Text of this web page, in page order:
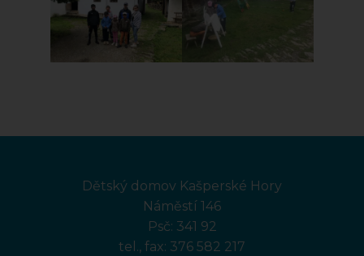
Dětský domov Kašperské Hory
Náměstí 146
Psč: 341 92
tel., fax: 376 582 217